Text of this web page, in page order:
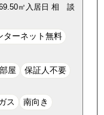
㎡ 入居日 相 談
ターネット無料
屋 保証人不要
ス 南向き